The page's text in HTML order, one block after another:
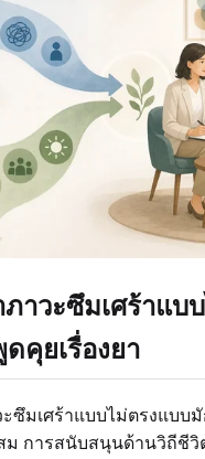
าวะซึมเศร้าแบ
คุยเรื่องยา
ซึมเศร้าแบบไม่ตรงแบบ
ม การสนับสนุนด้านวิถีชี